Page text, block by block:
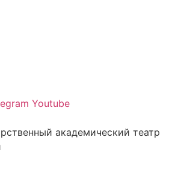
Youtube
академический театр